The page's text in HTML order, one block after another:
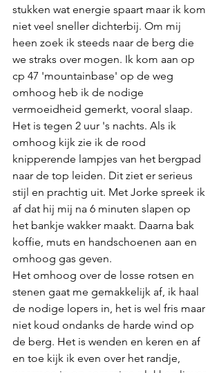
stukken wat energie spaart maar ik kom
niet veel sneller dichterbij. Om mij
heen zoek ik steeds naar de berg die
we straks over mogen. Ik kom aan op
cp 47 'mountainbase' op de weg
omhoog heb ik de nodige
vermoeidheid gemerkt, vooral slaap.
Het is tegen 2 uur 's nachts. Als ik
omhoog kijk zie ik de rood
knipperende lampjes van het bergpad
naar de top leiden. Dit ziet er serieus
stijl en prachtig uit. Met Jorke spreek ik
af dat hij mij na 6 minuten slapen op
het bankje wakker maakt. Daarna bak
koffie, muts en handschoenen aan en
omhoog gas geven.
Het omhoog over de losse rotsen en
stenen gaat me gemakkelijk af, ik haal
de nodige lopers in, het is wel fris maar
niet koud ondanks de harde wind op
de berg. Het is wenden en keren en af
en toe kijk ik even over het randje,